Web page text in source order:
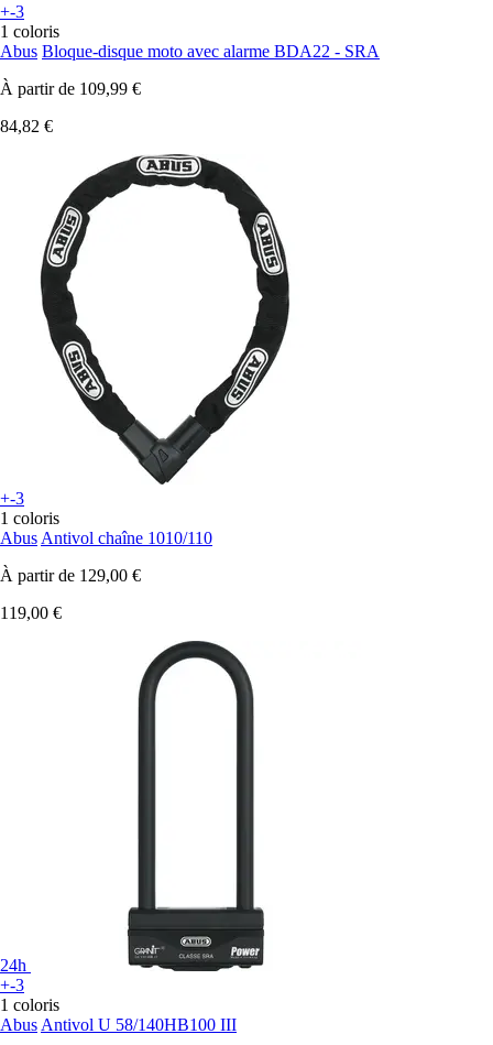
+-3
1 coloris
Abus Bloque-disque moto avec alarme BDA22 - SRA
À partir de 109,99 €
84,82 €
+-3
1 coloris
Abus Antivol chaîne 1010/110
À partir de 129,00 €
119,00 €
24h
+-3
1 coloris
Abus Antivol U 58/140HB100 III